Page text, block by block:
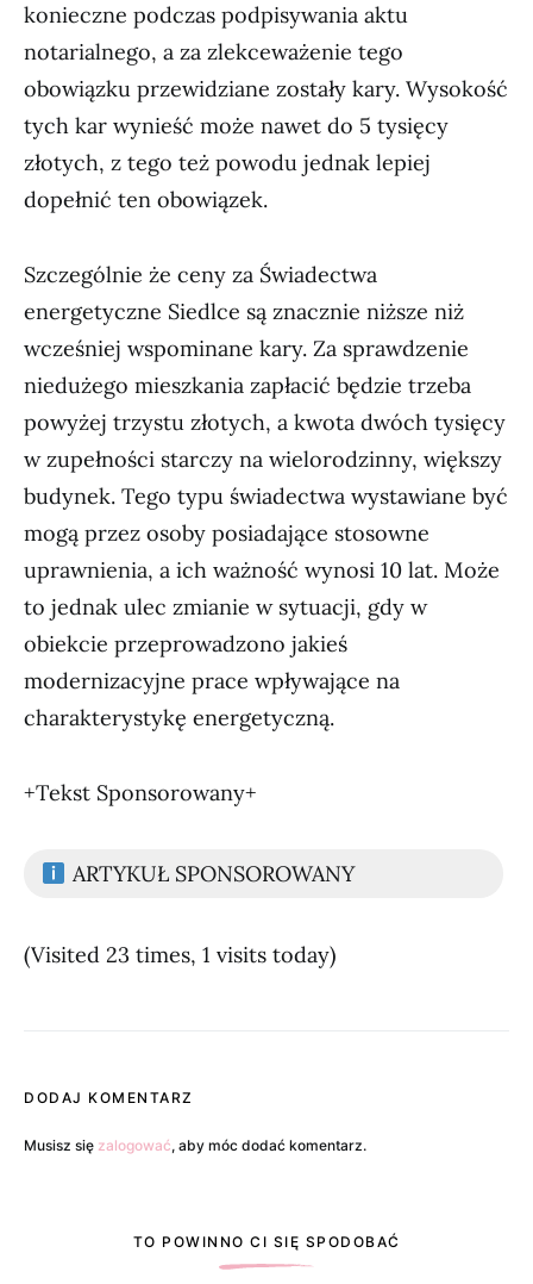
konieczne podczas podpisywania aktu
notarialnego, a za zlekceważenie tego
obowiązku przewidziane zostały kary. Wysokość
tych kar wynieść może nawet do 5 tysięcy
złotych, z tego też powodu jednak lepiej
dopełnić ten obowiązek.
Szczególnie że ceny za Świadectwa
energetyczne Siedlce są znacznie niższe niż
wcześniej wspominane kary. Za sprawdzenie
niedużego mieszkania zapłacić będzie trzeba
powyżej trzystu złotych, a kwota dwóch tysięcy
w zupełności starczy na wielorodzinny, większy
budynek. Tego typu świadectwa wystawiane być
mogą przez osoby posiadające stosowne
uprawnienia, a ich ważność wynosi 10 lat. Może
to jednak ulec zmianie w sytuacji, gdy w
obiekcie przeprowadzono jakieś
modernizacyjne prace wpływające na
charakterystykę energetyczną.
+Tekst Sponsorowany+
ARTYKUŁ SPONSOROWANY
(Visited 23 times, 1 visits today)
DODAJ KOMENTARZ
Musisz się zalogować, aby móc dodać komentarz.
TO POWINNO CI SIĘ SPODOBAĆ